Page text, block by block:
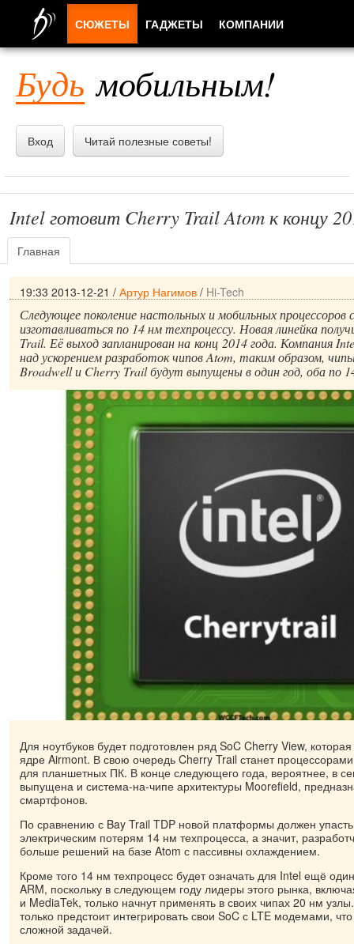
Будь мобильным!
Вход Читай полезные советы!
Intel готовит Cherry Trail Atom к концу
Главная
19:33 2013-12-21 / Артур Нагимов / Hi-Tech
Следующее поколение настольных и мобильных процессоров
изготавливаться по 14 нм техпроцессу. Новая линейка
Trail. Её выход запланирован на конц 2014 года. Компания
над ускорением разработок чипов Atom, таким образом,
Broadwell и Cherry Trail будут выпущены в один год, оба по
Для ноутбуков будет подготовлен ряд SoC Cherry View,
ядре Airmont. В свою очередь Cherry Trail станет
для планшетных ПК. В конце следующего года, вероятнее, в
выпущена и система-на-чипе архитектуры Moorefield,
смартфонов.
По сравнению с Bay Trail TDP новой платформы должен
электрическим потерям 14 нм техпроцесса, а значит,
больше решений на базе Atom с пассивны охлаждением.
Кроме того 14 нм техпроцесс будет означать для Intel ещё
ARM, поскольку в следующем году лидеры этого рынка,
и MediaTek, только начнут применять в своих чипах 20 нм
только предстоит интегрировать свои SoC с LTE модемами,
сложной задачей.
СЮЖЕТЫ ГАДЖЕТЫ КОМПАНИИ
ПРИЛОЖЕНИЯ